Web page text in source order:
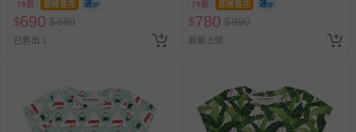
78折 即將售完
$690 $880
已售出 1
79折 即將售完
$780 $990
最新上架